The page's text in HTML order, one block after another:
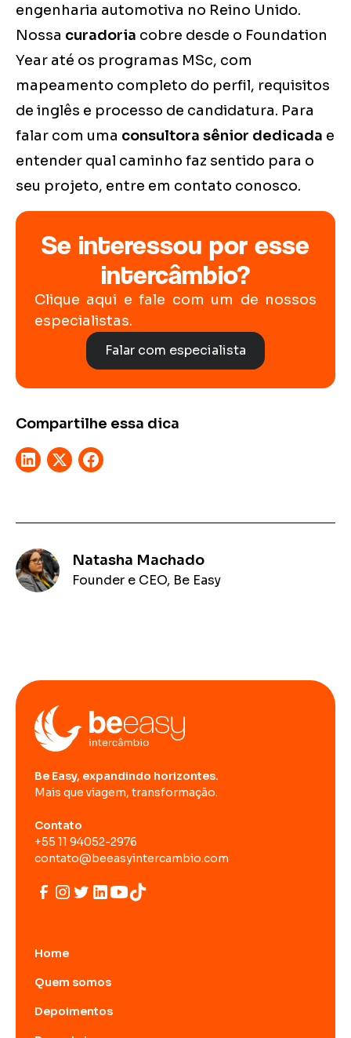
engenharia automotiva no Reino Unido.
Nossa curadoria cobre desde o Foundation
Year até os programas MSc, com
mapeamento completo do perfil, requisitos
de inglês e processo de candidatura. Para
falar com uma consultora sênior dedicada e
entender qual caminho faz sentido para o
seu projeto, entre em contato conosco.
Se interessou por esse
intercâmbio?
Clique aqui e fale com um de nossos
especialistas.
Falar com especialista
Compartilhe essa dica
Natasha Machado
Founder e CEO, Be Easy
Be Easy, expandindo horizontes.
Mais que viagem, transformação.
Contato
+55 11 94052-2976
contato@beeasyintercambio.com
Home
Quem somos
Depoimentos